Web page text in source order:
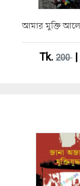
আমার মুক্তি
Tk.200|